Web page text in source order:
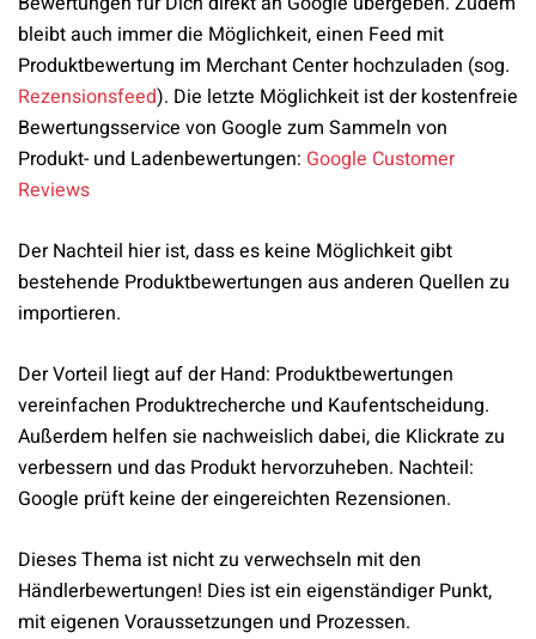
bleibt auch immer die Möglichkeit, einen Feed mit
Produktbewertung im Merchant Center hochzuladen (sog.
Rezensionsfeed). Die letzte Möglichkeit ist der kostenfreie
Bewertungsservice von Google zum Sammeln von
Produkt- und Ladenbewertungen: Google Customer
Reviews
Der Nachteil hier ist, dass es keine Möglichkeit gibt
bestehende Produktbewertungen aus anderen Quellen zu
importieren.
Der Vorteil liegt auf der Hand: Produktbewertungen
vereinfachen Produktrecherche und Kaufentscheidung.
Außerdem helfen sie nachweislich dabei, die Klickrate zu
verbessern und das Produkt hervorzuheben. Nachteil:
Google prüft keine der eingereichten Rezensionen.
Dieses Thema ist nicht zu verwechseln mit den
Händlerbewertungen! Dies ist ein eigenständiger Punkt,
mit eigenen Voraussetzungen und Prozessen.